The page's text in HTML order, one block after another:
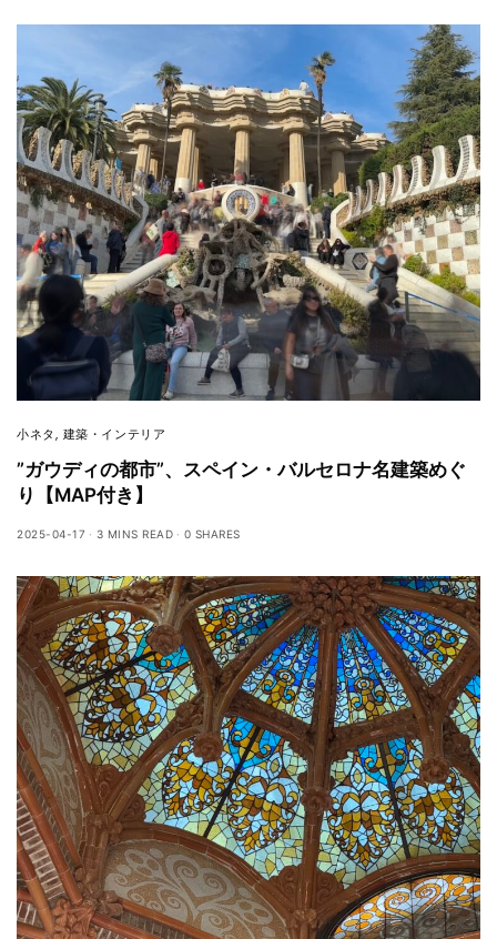
小ネタ 建築・インテリア
”ガウディの都市”、スペイン・バルセロナ名建築めぐ
り【MAP付き】
2025-04-17 3 MINS READ 0 SHARES